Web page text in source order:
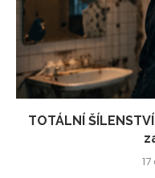
TOTÁLNÍ